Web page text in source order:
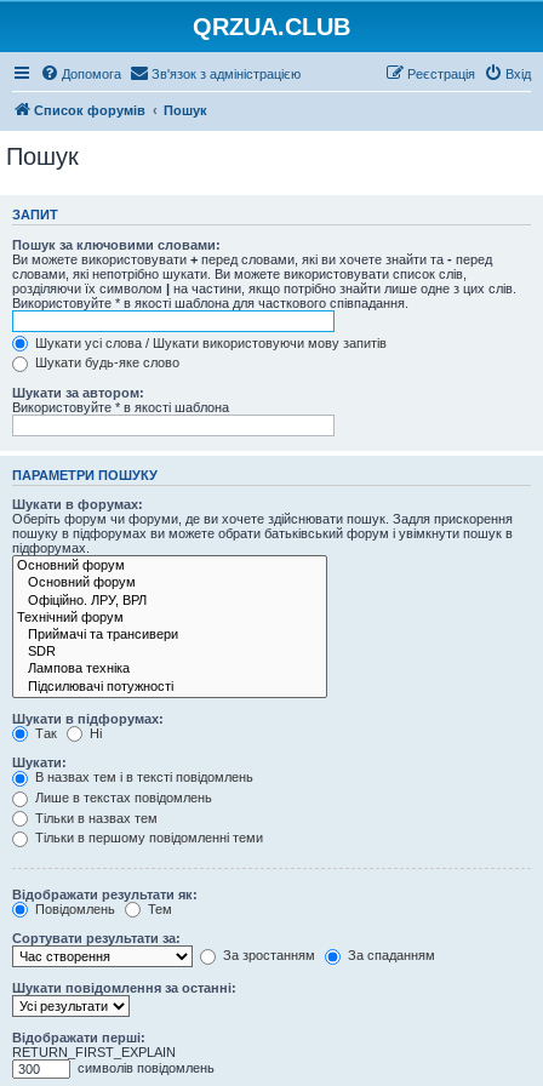
QRZUA.CLUB
Допомога Зв'язок з адміністрацією Вхід
Реєстрація
Список форумів Пошук
Пошук
ЗАПИТ
Пошук за ключовими словами:
Ви можете використовувати + перед словами, які ви хочете знайти та - перед
словами, які непотрібно шукати. Ви можете використовувати список слів,
розділяючи їх символом | на частини, якщо потрібно знайти лише одне з цих слів.
Використовуйте * в якості шаблона для часткового співпадання.
Шукати усі слова / Шукати використовуючи мову запитів
Шукати будь-яке слово
Шукати за автором:
Використовуйте * в якості шаблона
ПАРАМЕТРИ ПОШУКУ
Шукати в форумах:
Оберіть форум чи форуми, де ви хочете здійснювати пошук. Задля прискорення
пошуку в підфорумах ви можете обрати батьківський форум і увімкнути пошук в
підфорумах.
Шукати в підфорумах:
Так
Ні
Шукати:
В назвах тем і в тексті повідомлень
Лише в текстах повідомлень
Тільки в назвах тем
Тільки в першому повідомленні теми
Відображати результати як:
Повідомлень
Тем
Сортувати результати за:
За зростанням
За спаданням
Шукати повідомлення за останні:
Відображати перші:
RETURN_FIRST_EXPLAIN
символів повідомлень